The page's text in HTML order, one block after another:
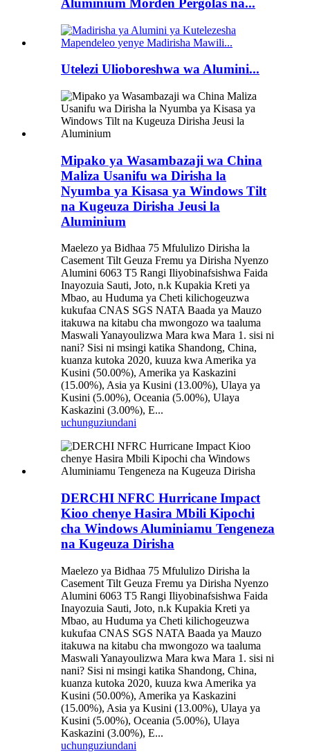
Aluminium Morden Pergolas na...
Utelezi Ulioboreshwa wa Alumini...
Mipako ya Wasambazaji wa China
Maliza Usanifu wa Dirisha la
Nyumba ya Kisasa ya Windows Tilt
na Kugeuza Dirisha Jeusi la
Aluminium
Maelezo ya Bidhaa 75 Mfululizo Dirisha la
Casement Tilt Geuza Fremu ya Dirisha Nyenzo
Alumini 6063 T5 Rangi Iliyobinafsishwa Faida
Inayozuia Sauti, Joto, n.k Kupakia Kreti ya
Mbao, au Huduma ya Cheti kilichogeuzwa
kukufaa CNAS SGS NATA Baada ya Mauzo
itakuwa na kitabu cha mwongozo wa taaluma
Maswali Yanayoulizwa Mara kwa Mara 1. sisi ni
nani? Sisi ni msingi katika Shandong, China,
kuanza kutoka 2020, kuuza kwa Amerika ya
Kusini (50.00%), Amerika ya Kaskazini
(15.00%), Asia ya Kusini (13.00%), Ulaya ya
Kusini (5.00%), Oceania (5.00%), Ulaya
Kaskazini (3.00%), E...
uchunguziundani
DERCHI NFRC Hurricane Impact
Kioo chenye Hasira Mbili Kipochi
cha Windows Aluminiamu Tengeneza
na Kugeuza Dirisha
Maelezo ya Bidhaa 75 Mfululizo Dirisha la
Casement Tilt Geuza Fremu ya Dirisha Nyenzo
Alumini 6063 T5 Rangi Iliyobinafsishwa Faida
Inayozuia Sauti, Joto, n.k Kupakia Kreti ya
Mbao, au Huduma ya Cheti kilichogeuzwa
kukufaa CNAS SGS NATA Baada ya Mauzo
itakuwa na kitabu cha mwongozo wa taaluma
Maswali Yanayoulizwa Mara kwa Mara 1. sisi ni
nani? Sisi ni msingi katika Shandong, China,
kuanza kutoka 2020, kuuza kwa Amerika ya
Kusini (50.00%), Amerika ya Kaskazini
(15.00%), Asia ya Kusini (13.00%), Ulaya ya
Kusini (5.00%), Oceania (5.00%), Ulaya
Kaskazini (3.00%), E...
uchunguziundani